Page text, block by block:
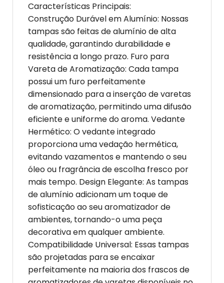
Características Principais:
Construção Durável em Alumínio: Nossas
tampas são feitas de alumínio de alta
qualidade, garantindo durabilidade e
resistência a longo prazo. Furo para
Vareta de Aromatização: Cada tampa
possui um furo perfeitamente
dimensionado para a inserção de varetas
de aromatização, permitindo uma difusão
eficiente e uniforme do aroma. Vedante
Hermético: O vedante integrado
proporciona uma vedação hermética,
evitando vazamentos e mantendo o seu
óleo ou fragrância de escolha fresco por
mais tempo. Design Elegante: As tampas
de alumínio adicionam um toque de
sofisticação ao seu aromatizador de
ambientes, tornando-o uma peça
decorativa em qualquer ambiente.
Compatibilidade Universal: Essas tampas
são projetadas para se encaixar
perfeitamente na maioria dos frascos de